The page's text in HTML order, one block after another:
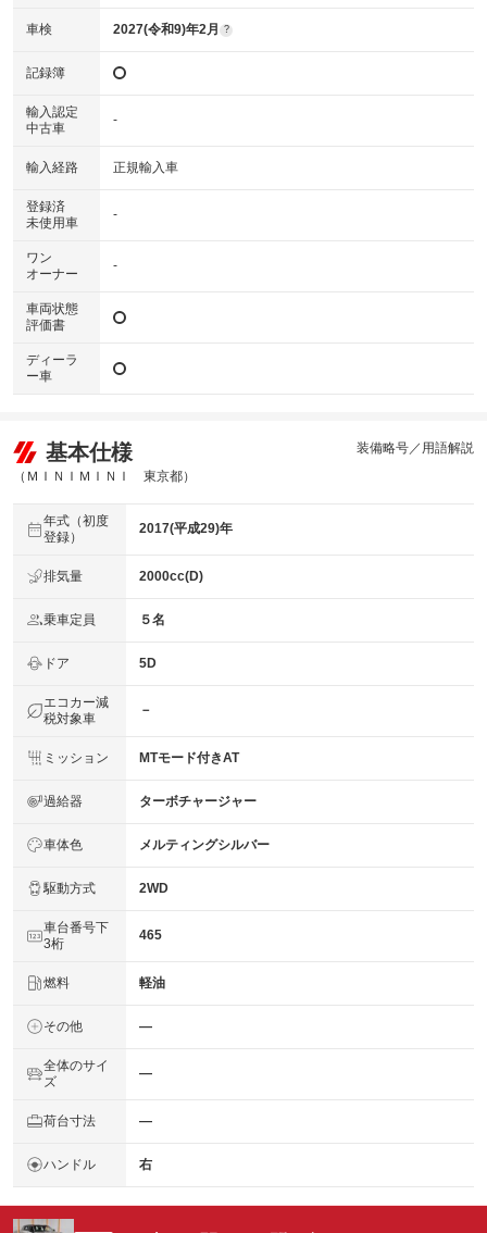
車検 2027(令和9)年2月 ?
記録簿
輸入認定
中古車
-
輸入経路 正規輸入車
登録済
未使用車
-
ワン
オーナー
-
車両状態
評価書
ディーラ
ー車
基本仕様
（ＭＩＮＩＭＩＮＩ 東京都）
装備略号／用語解説
年式（初度
登録）
2017(平成29)年
排気量 2000cc(D)
乗車定員 ５名
ドア 5D
エコカー減
税対象車
－
ミッション MTモード付きAT
過給器 ターボチャージャー
車体色 メルティングシルバー
駆動方式 2WD
車台番号下
3桁
465
燃料 軽油
その他 ―
全体のサイ
ズ
―
荷台寸法 ―
ハンドル 右